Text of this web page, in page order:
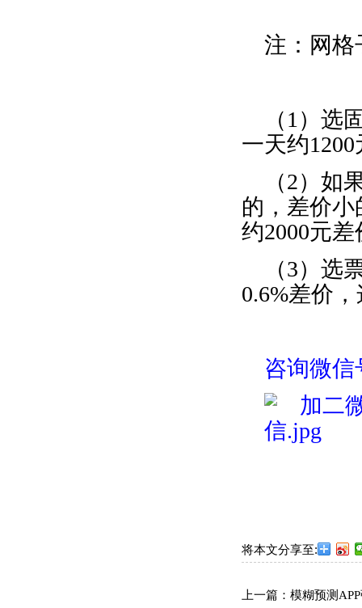
注：网格
（1 ）选
一天约1200
（2）如
的，差价
约2000元差
（3）选
0.6%差价
咨询微信
将本文分享至:
上一篇： 模糊预测